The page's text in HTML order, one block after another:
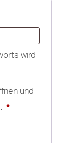
wird
und
. *